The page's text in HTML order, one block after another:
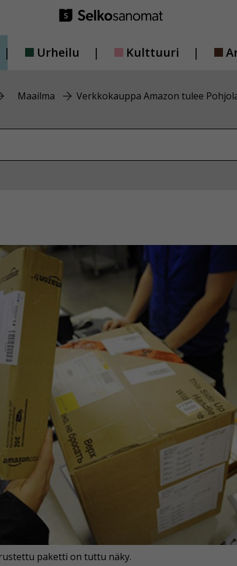
Urheilu Kulttuuri
Maailma Verkkokauppa Amazon tulee
paketti on tuttu näky.